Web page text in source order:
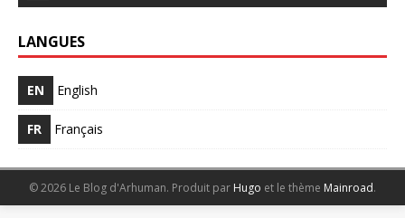
LANGUES
EN English
FR Français
© 2026 Le Blog d'Arhuman. Produit par Hugo et le thème Mainroad.